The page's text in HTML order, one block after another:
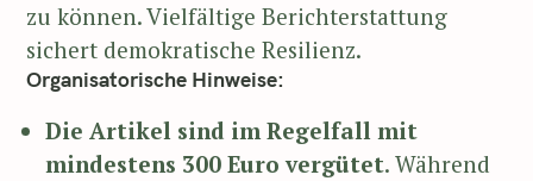
zu können. Vielfältige Berichterstattung
sichert demokratische Resilienz.
Organisatorische Hinweise:
Die Artikel sind im Regelfall mit
mindestens 300 Euro vergütet. Während